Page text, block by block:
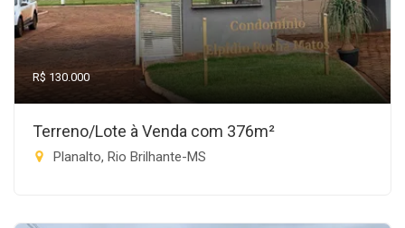
R$ 130.000
Terreno/Lote à Venda com 376m²
Planalto, Rio Brilhante-MS